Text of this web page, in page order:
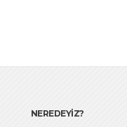
NEREDEYİZ?